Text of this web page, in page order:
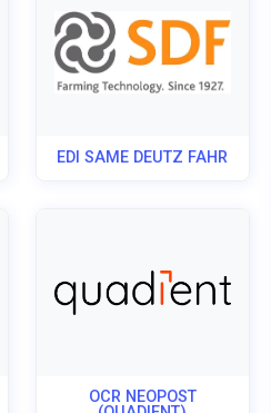
EDI SAME DEUTZ FAHR
OCR NEOPOST